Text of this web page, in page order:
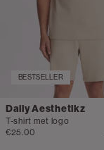
BESTSELLER
Daily Aesthetikz
T-shirt met logo
€25.00